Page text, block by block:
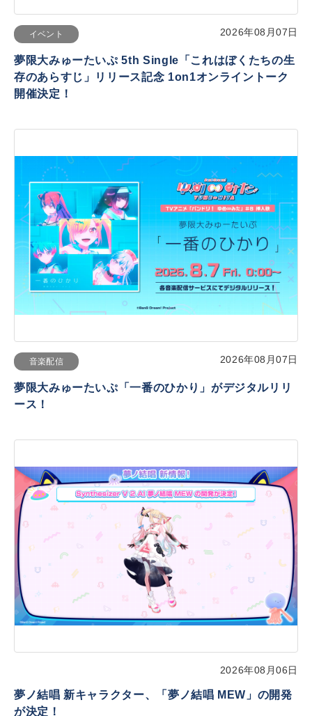
イベント 2026年08月07日
夢限大みゅーたいぷ 5th Single「これはぼくたちの生
存のあらすじ」リリース記念 1on1オンライントーク
開催決定！
音楽配信 2026年08月07日
夢限大みゅーたいぷ「一番のひかり」がデジタルリリ
ース！
2026年08月06日
夢ノ結唱 新キャラクター、「夢ノ結唱 MEW」の開発
が決定！